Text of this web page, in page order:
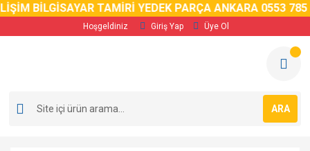
BİLGİSAYAR TAMİRİ YEDEK PARÇA ANKARA 0553 785 02
Hoşgeldiniz Giriş Yap Üye Ol
ARA